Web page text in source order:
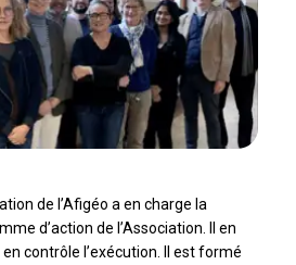
de l’Afigéo a en charge la
d’action de l’Association. Il en
contrôle l’exécution. Il est formé